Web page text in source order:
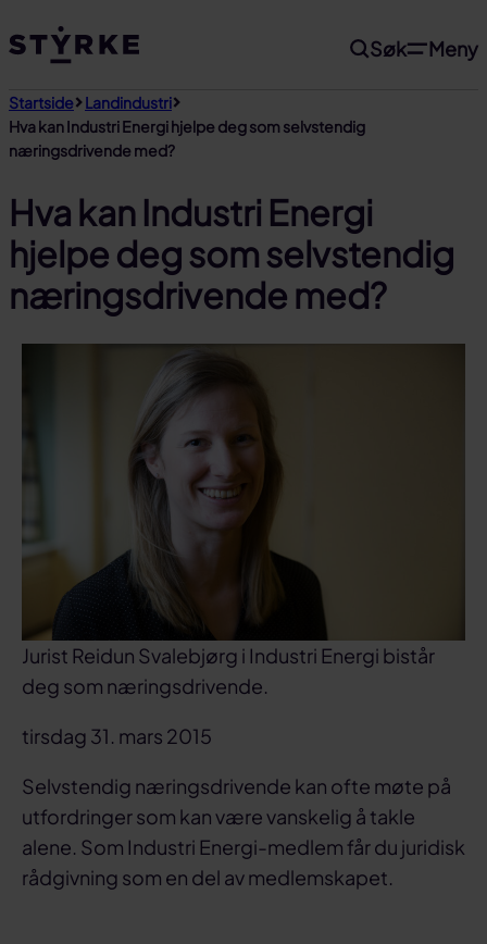
til
Søk Meny
Startside
Landindustri
Hva kan Industri Energi hjelpe deg som selvstendig
næringsdrivende med?
Hva kan Industri Energi
hjelpe deg som selvstendig
næringsdrivende med?
Jurist Reidun Svalebjørg i Industri Energi bistår
deg som næringsdrivende.
tirsdag 31. mars 2015
Selvstendig næringsdrivende kan ofte møte på
utfordringer som kan være vanskelig å takle
alene. Som Industri Energi-medlem får du juridisk
rådgivning som en del av medlemskapet.